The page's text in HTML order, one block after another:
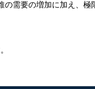
需要の増加に加え、